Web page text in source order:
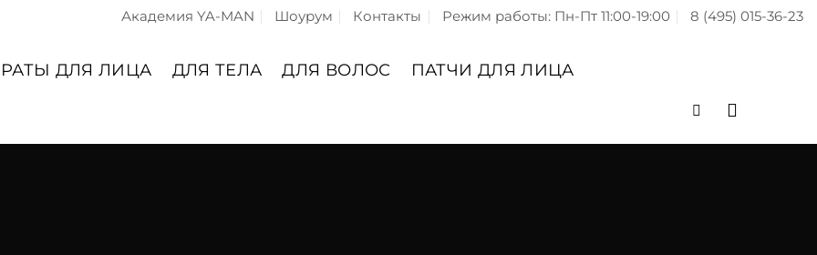
Академия YA-MAN Шоурум Контакты Режим работы: Пн-Пт 11:00-19:00 8 (495) 015-36-23
ДЛЯ ЛИЦА ДЛЯ ТЕЛА ДЛЯ ВОЛОС ПАТЧИ ДЛЯ ЛИЦА